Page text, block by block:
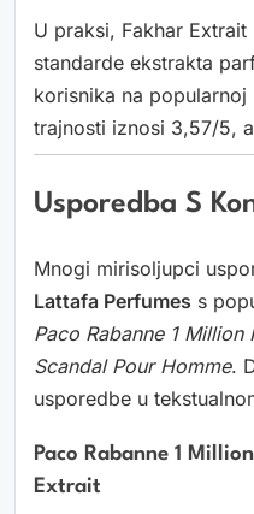
U praksi, Fakhar
standarde ekstrakta
korisnika na
trajnosti iznosi 3,57/5,
Usporedba S
Mnogi mirisoljupci
Lattafa Perfumes s
Paco Rabanne 1 Million
Scandal Pour Homme.
usporedbe u
Paco Rabanne 1
Extrait